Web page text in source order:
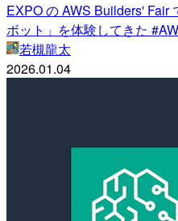
EXPO の AWS Builders' Fair
ボット」を体験してきた
若槻龍太
2026.01.04